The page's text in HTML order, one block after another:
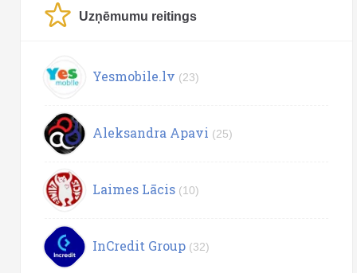
Uzņēmumu reitings
Yesmobile.lv (23)
Aleksandra Apavi (25)
Laimes Lācis (10)
InCredit Group (32)